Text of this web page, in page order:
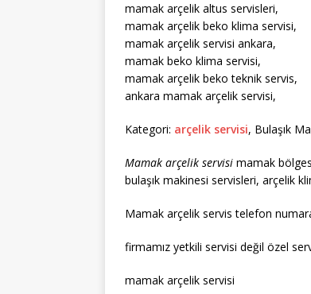
mamak arçelik altus servisleri,
mamak arçelik beko klima servisi,
mamak arçelik servisi ankara,
mamak beko klima servisi,
mamak arçelik beko teknik servis,
ankara mamak arçelik servisi,
Kategori: arçelik servisi, Bulaşık
Mamak arçelik servisi mamak
bulaşık makinesi servisleri, arçelik
Mamak arçelik servis telefon
firmamız yetkili servisi değil özel
mamak arçelik servisi